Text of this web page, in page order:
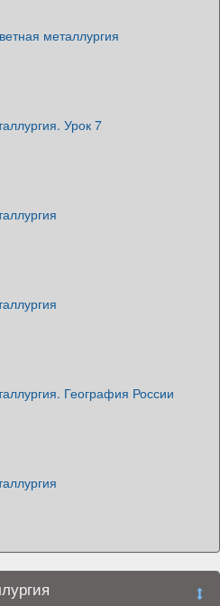
металлургия
Урок 7
География России